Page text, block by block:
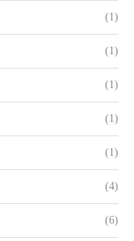
(1)
(1)
(1)
(1)
(1)
(4)
(6)